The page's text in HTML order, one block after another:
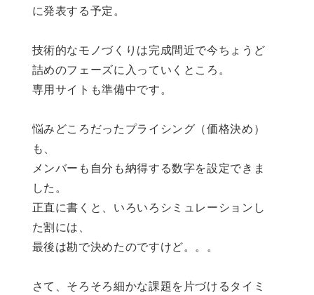
に発表する予定。
技術的なモノづくりは完成間近で今ちょうど
詰めのフェーズに入っていくところ。
専用サイトも準備中です。
悩みどころだったプライシング（価格決め）
も、
メンバーも自分も納得する数字を設定できま
した。
正直に書くと、いろいろシミュレーションし
た割には、
最後は勘で決めたのですけど。。。
さて、そろそろ細かな課題を片づけるタイミ